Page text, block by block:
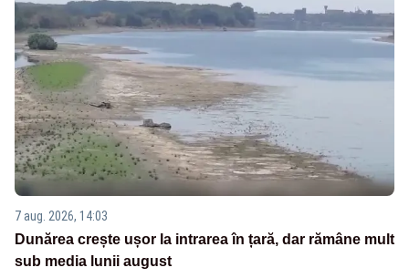
7 aug. 2026, 14:03
Dunărea crește ușor la intrarea în țară, dar rămâne mult
sub media lunii august